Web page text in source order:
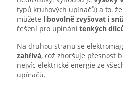
typů kruhových upínačů) a to,
můžete libovolně zvyšovat i
řešení pro upínání tenkých
Na druhou stranu se
zahřívá, což zhoršuje přesnost
nejvíc elektrické energie ze
upínačů.